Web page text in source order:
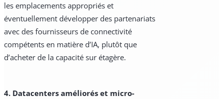
les emplacements appropriés et
éventuellement développer des partenariats
avec des fournisseurs de connectivité
compétents en matière d’IA, plutôt que
d’acheter de la capacité sur étagère.
4. Datacenters améliorés et micro-